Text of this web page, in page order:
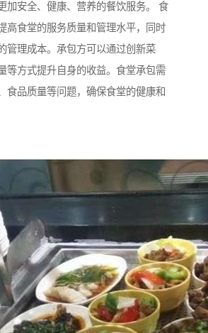
加安全、健康、营养的餐饮服务。 食
高食堂的服务质量和管理水平，同时
管理成本。承包方可以通过创新菜
等方式提升自身的收益。食堂承包需
食品质量等问题，确保食堂的健康和